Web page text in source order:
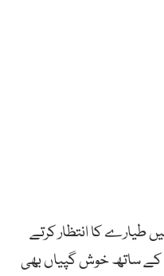
طیارے کا انتظار کرتے
کے ساتھ خوش گپیاں بھی